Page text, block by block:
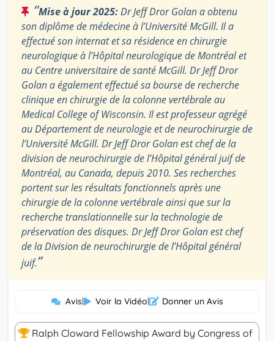
“Mise à jour 2025:Dr Jeff Dror Golan a obtenu
son diplôme de médecine à l’Université McGill. Il a
effectué son internat et sa résidence en chirurgie
neurologique à l’Hôpital neurologique de Montréal et
au Centre universitaire de santé McGill. Dr Jeff Dror
Golan a également effectué sa bourse de recherche
clinique en chirurgie de la colonne vertébrale au
Medical College of Wisconsin. Il est professeur agrégé
au Département de neurologie et de neurochirurgie de
l’Université McGill. Dr Jeff Dror Golan est chef de la
division de neurochirurgie de l’Hôpital général juif de
Montréal, au Canada, depuis 2010. Ses recherches
portent sur les résultats fonctionnels après une
chirurgie de la colonne vertébrale ainsi que sur la
recherche translationnelle sur la technologie de
préservation des disques. Dr Jeff Dror Golan est chef
de la Division de neurochirurgie de l’Hôpital général
juif.”
Avis| Voir la Vidéo| Donner un Avis
Ralph Cloward Fellowship Award by Congress of